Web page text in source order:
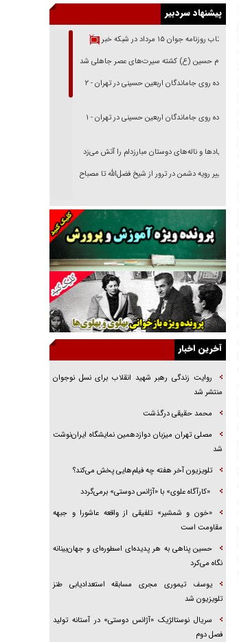
پیشنهاد سردبیر
بازتاب روزنامه جوان ۱۵ مرداد در شبکه خبر
امام حسین (ع) کشته سیرت‌های عصر جاهلی شد
پیاده روی جاماندگان اربعین حسینی در تهران - ۲
پیاده روی جاماندگان اربعین حسینی در تهران - ۱
فریاد‌ها و ناله‌های دوستان مبارزدلم را آتش می‌زد
تغییر رویه دشمن در ترور از شیخ فضل‌الله تا مصباح
خرید قسطی اولش خنده و آخرش گریه است!
فوتبال و آن «بالا»!
راهبرد غافلگیری با نسل جدید پهپاد‌ها
جنجال پزشکان تقلبی در صنعت زیبایی
یهودی‌ها در ادبیات داستانی اروپا؛ از شکسپیر تا
دیکنز
گفت‌وگو با خواهر یکی از شهدای جنگ رمضان/
خواهرم فرمانده جهادی و اهل خدمت بی‌منت بود
بگنجد!
برابر یورش به پاسگاه‌های پلیس
تحلیل ابعاد پیام رهبر انقلاب به حزب‌الله/ مقاومت
نقشه راه آینده غرب آسیا
آخرین اخبار
روایت زندگی رهبر شهید انقلاب برای نسل نوجوان
منتشر شد
محمد حقیقی درگذشت
مصلی تهران میزبان دوازدهمین نمایشگاه ایران‌نوشت
شد
تلویزیون آخر هفته چه فیلم‌هایی پخش می‌کند؟
«کارآگاه علوی» با «آژانس دوستی» برمی‌گردد
«خون و شمشیر» تلفیقی از واقعه عاشورا و جبهه
مقاومت است
حسین پناهی به هر پدیده‌ای اسطوره‌ای و جهان‌بینانه
نگاه می‌کرد
یوسف تیموری مجری مسابقه استعدادیابی طنز
تلویزیون شد
سریال نوستالژیک «آژانس دوستی» در آستانه تولید
فصل دوم